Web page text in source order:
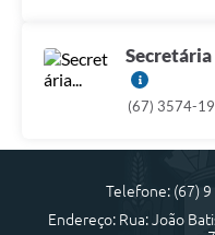
(67) 3574-
Telefone: (67)
Endereço: Rua: João